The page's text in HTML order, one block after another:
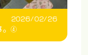
2026/02/26
。④